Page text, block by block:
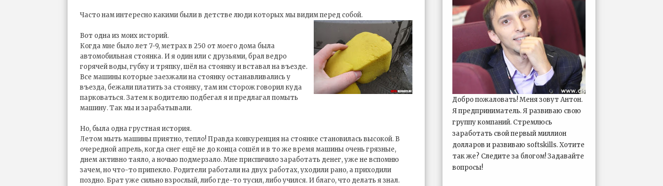
Часто нам интересно какими были в детстве люди которых мы видим перед собой.
Вот одна из моих историй.
Когда мне было лет 7-9, метрах в 250 от моего дома была
автомобильная стоянка. И я один или с друзьями, брал ведро
горячей воды, губку и тряпку, шёл на стоянку и вставал на въезде.
Все машины которые заезжали на стоянку останавливались у
въезда, бежали платить за стоянку, там им сторож говорил куда
парковаться. Затем к водителю подбегал я и предлагал помыть
машину. Так мы и зарабатывали.
Но, была одна грустная история.
Летом мыть машины приятно, тепло! Правда конкуренция на стоянке становилась высокой. В
очередной апрель, когда снег ещё не до конца сошёл и в то же время машины очень грязные,
днем активно таяло, а ночью подмерзало. Мне приспичило заработать денег, уже не вспомню
зачем, но что-то припекло. Родители работали на двух работах, уходили рано, а приходили
поздно. Брат уже сильно взрослый, либо где-то тусил, либо учился. И благо, что делать я знал.
Добро пожаловать! Меня зовут Антон.
Я предприниматель. Я развиваю свою
группу компаний. Стремлюсь
заработать свой первый миллион
долларов и развиваю softskills. Хотите
так же? Следите за блогом! Задавайте
вопросы!